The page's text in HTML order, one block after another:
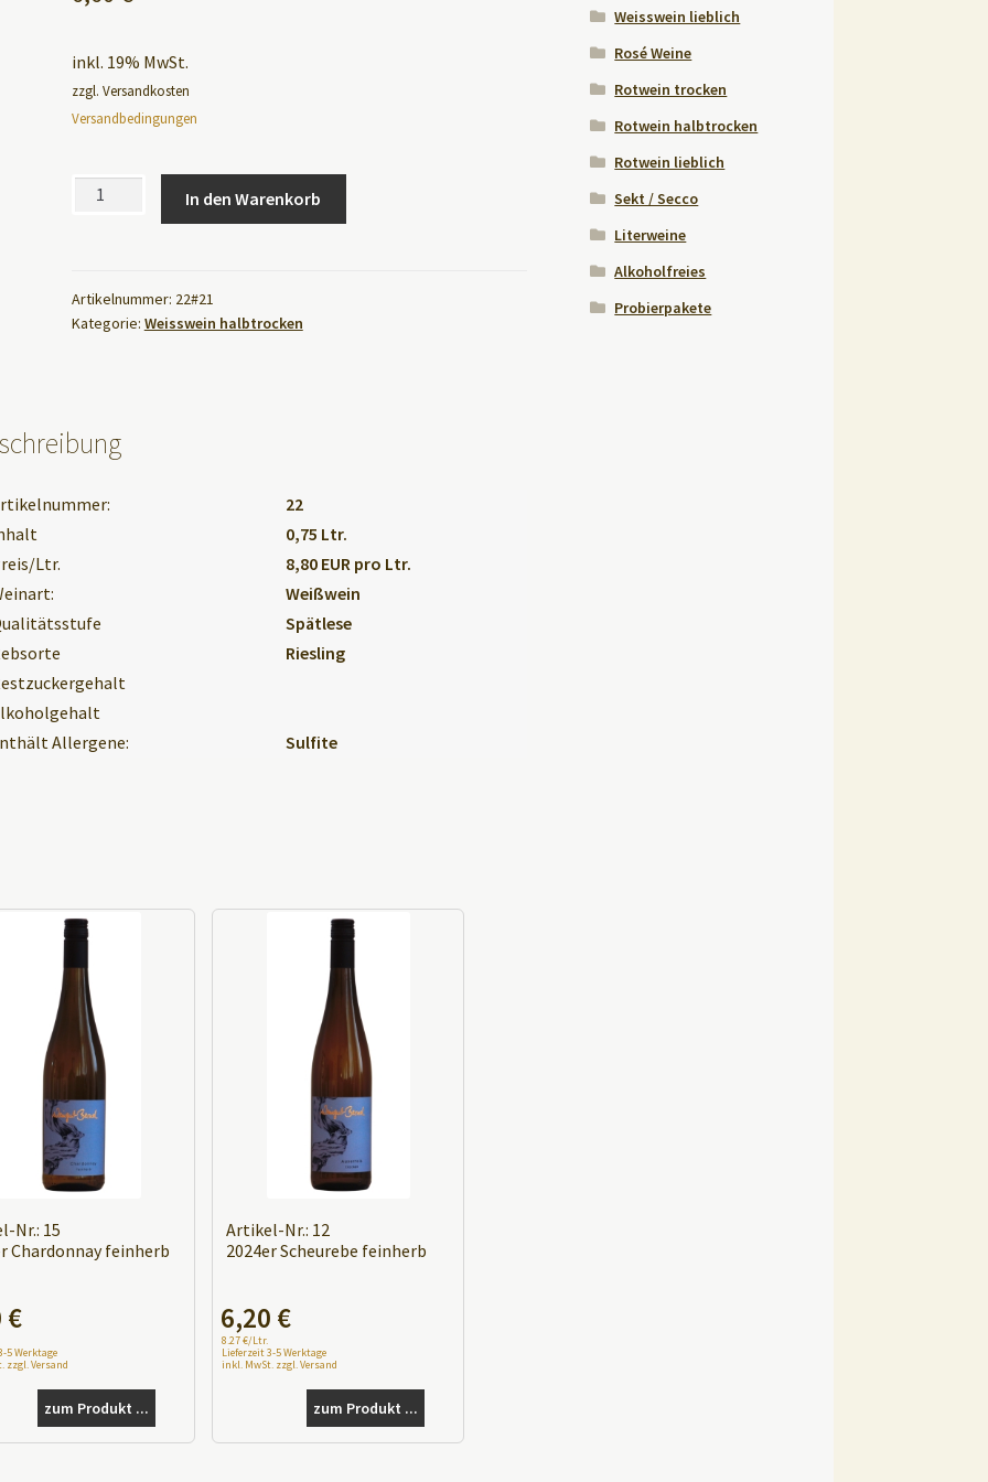
inkl. 19% MwSt.
zzgl. Versandkosten
Versandbedingungen
Artikel-
Riesling
feinherb
In den Warenkorb
t
e
i
e
Artikelnummer: 22#21
Kategorie: Weisswein halbtrocken
22
0,75 Ltr.
Ltr.
8,80 EUR pro Ltr.
Weißwein
Spätlese
Riesling
Allergene:
Sulfite
Nr.: 15
Chardonnay feinherb
5 Werktage
zzgl. Versand
€
zum Produkt ...
Artikel-Nr.: 12
2024er Scheurebe feinherb
8.27 €/Ltr.
Lieferzeit 3-5 Werktage
inkl. MwSt. zzgl. Versand
6,20 €
e
a
zum Produkt ...
Weisswein lieblich
Rosé Weine
Rotwein trocken
Rotwein halbtrocken
Rotwein lieblich
Sekt / Secco
Literweine
Alkoholfreies
Probierpakete